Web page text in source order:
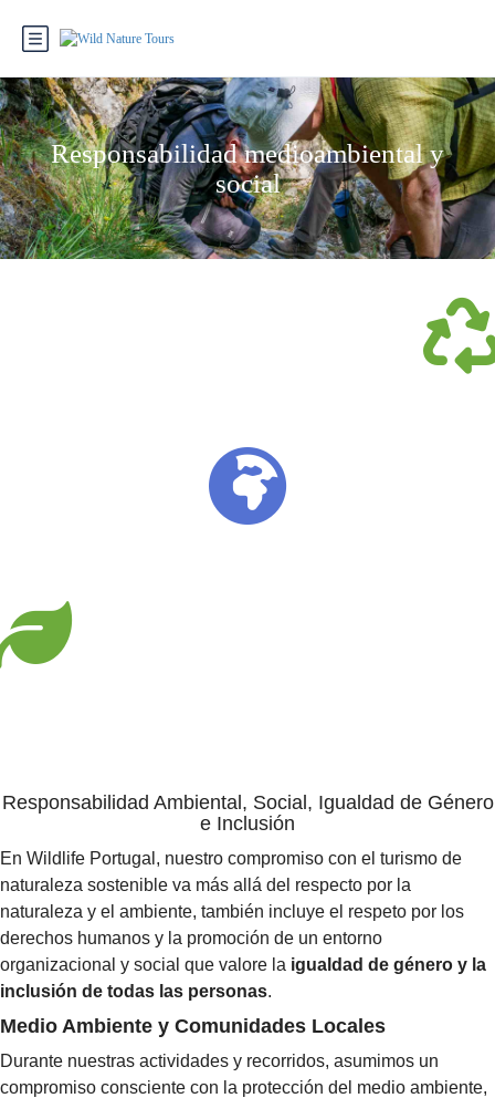
Responsabilidad medioambiental y
social
Responsabilidad Ambiental, Social, Igualdad de Género
e Inclusión
En Wildlife Portugal, nuestro compromiso con el turismo de
naturaleza sostenible va más allá del respecto por la
naturaleza y el ambiente, también incluye el respeto por los
derechos humanos y la promoción de un entorno
organizacional y social que valore la igualdad de género y la
inclusión de todas las personas.
Medio Ambiente y Comunidades Locales
Durante nuestras actividades y recorridos, asumimos un
compromiso consciente con la protección del medio ambiente,